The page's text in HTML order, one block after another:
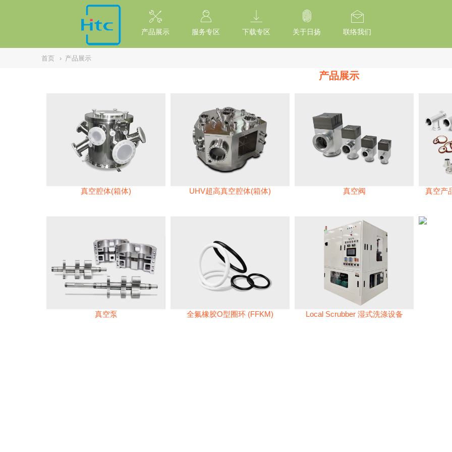
// replaced by scott on 2026/7/20 reason: high risk: Unsafe Implementation Of Subresource Integrity /*
产品展示 服务专区 下载专区 关于日扬 联络我们
首页 › 产品展示
产品展示
真空腔体(箱体) UHV超高真空腔体(箱体) 真空阀 真空产
真空泵 全氟橡胶O型圈环 (FFKM) Local Scrubber 湿式洗涤设备